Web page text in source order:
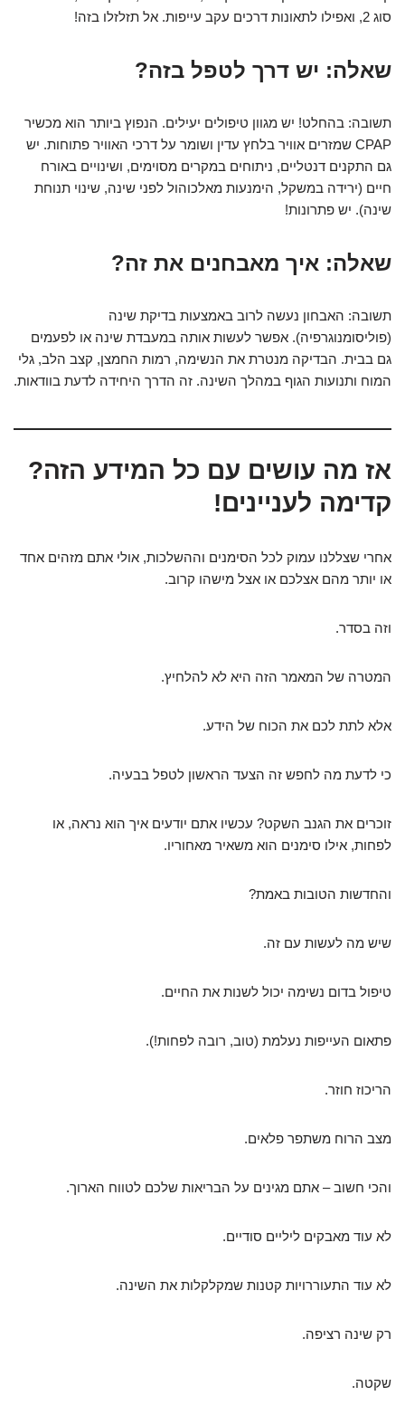
סוג 2, ואפילו לתאונות דרכים עקב עייפות. אל תזלזלו בזה!
שאלה: יש דרך לטפל בזה?
תשובה: בהחלט! יש מגוון טיפולים יעילים. הנפוץ ביותר הוא מכשיר
CPAP שמזרים אוויר בלחץ עדין ושומר על דרכי האוויר פתוחות. יש
גם התקנים דנטליים, ניתוחים במקרים מסוימים, ושינויים באורח
חיים (ירידה במשקל, הימנעות מאלכוהול לפני שינה, שינוי תנוחת
שינה). יש פתרונות!
שאלה: איך מאבחנים את זה?
תשובה: האבחון נעשה לרוב באמצעות בדיקת שינה
(פוליסומנוגרפיה). אפשר לעשות אותה במעבדת שינה או לפעמים
גם בבית. הבדיקה מנטרת את הנשימה, רמות החמצן, קצב הלב, גלי
המוח ותנועות הגוף במהלך השינה. זה הדרך היחידה לדעת בוודאות.
אז מה עושים עם כל המידע הזה?
קדימה לעניינים!
אחרי שצללנו עמוק לכל הסימנים וההשלכות, אולי אתם מזהים אחד
או יותר מהם אצלכם או אצל מישהו קרוב.
וזה בסדר.
המטרה של המאמר הזה היא לא להלחיץ.
אלא לתת לכם את הכוח של הידע.
כי לדעת מה לחפש זה הצעד הראשון לטפל בבעיה.
זוכרים את הגנב השקט? עכשיו אתם יודעים איך הוא נראה, או
לפחות, אילו סימנים הוא משאיר מאחוריו.
והחדשות הטובות באמת?
שיש מה לעשות עם זה.
טיפול בדום נשימה יכול לשנות את החיים.
פתאום העייפות נעלמת (טוב, רובה לפחות!).
הריכוז חוזר.
מצב הרוח משתפר פלאים.
והכי חשוב – אתם מגינים על הבריאות שלכם לטווח הארוך.
לא עוד מאבקים ליליים סודיים.
לא עוד התעוררויות קטנות שמקלקלות את השינה.
רק שינה רציפה.
שקטה.